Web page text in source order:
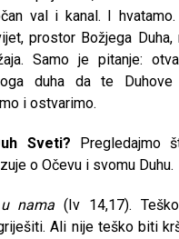
val i kanal. I
prostor Božjega Duha,
Samo je pitanje:
duha da te Duhove
i ostvarimo.
Sveti? Pregledajmo
o Očevu i svomu Duhu.
nama (Iv 14,17).
Ali nije teško biti